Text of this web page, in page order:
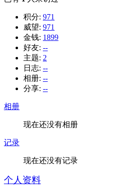
积分: 971
威望: 971
金钱: 1899
好友: --
主题: 2
日志: --
相册: --
分享: --
相册
现在还没有相册
记录
现在还没有记录
个人资料